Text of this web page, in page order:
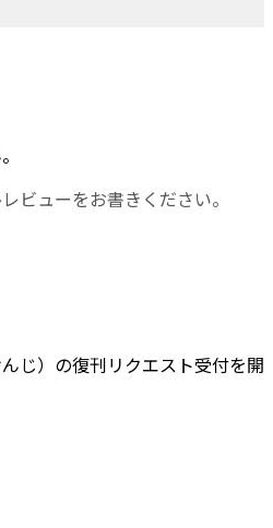
ビューをお書きください。
じ）の復刊リクエスト受付を開